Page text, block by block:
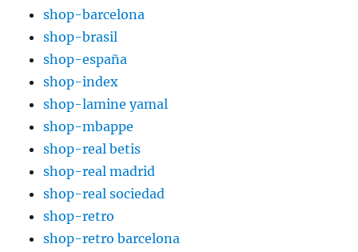
shop-barcelona
shop-brasil
shop-españa
shop-index
shop-lamine yamal
shop-mbappe
shop-real betis
shop-real madrid
shop-real sociedad
shop-retro
shop-retro barcelona